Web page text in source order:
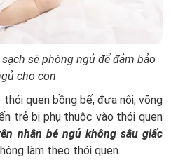
sẽ phòng ngủ để đảm bảo
cho con
quen bồng bế, đưa nôi, võng
trẻ bị phụ thuộc vào thói quen
nhân bé ngủ không sâu giấc
làm theo thói quen.